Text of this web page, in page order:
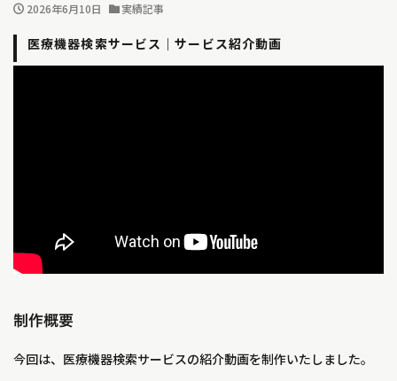
2026年6月10日 実績記事
医療機器検索サービス｜サービス紹介動画
制作概要
今回は、医療機器検索サービスの紹介動画を制作いたしました。